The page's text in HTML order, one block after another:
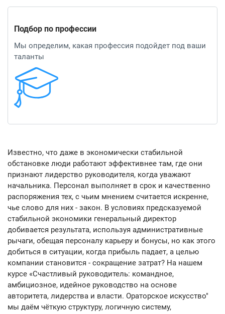
Подбор по профессии
Мы определим, какая профессия подойдет под ваши
таланты
Известно, что даже в экономически стабильной
обстановке люди работают эффективнее там, где они
признают лидерство руководителя, когда уважают
начальника. Персонал выполняет в срок и качественно
распоряжения тех, с чьим мнением считается искренне,
чье слово для них - закон. В условиях предсказуемой
стабильной экономики генеральный директор
добивается результата, используя административные
рычаги, обещая персоналу карьеру и бонусы, но как этого
добиться в ситуации, когда прибыль падает, а целью
компании становится - сокращение затрат? На нашем
курсе «Счастливый руководитель: командное,
амбициозное, идейное руководство на основе
авторитета, лидерства и власти. Ораторское искусство"
мы даём чёткую структуру, логичную систему,